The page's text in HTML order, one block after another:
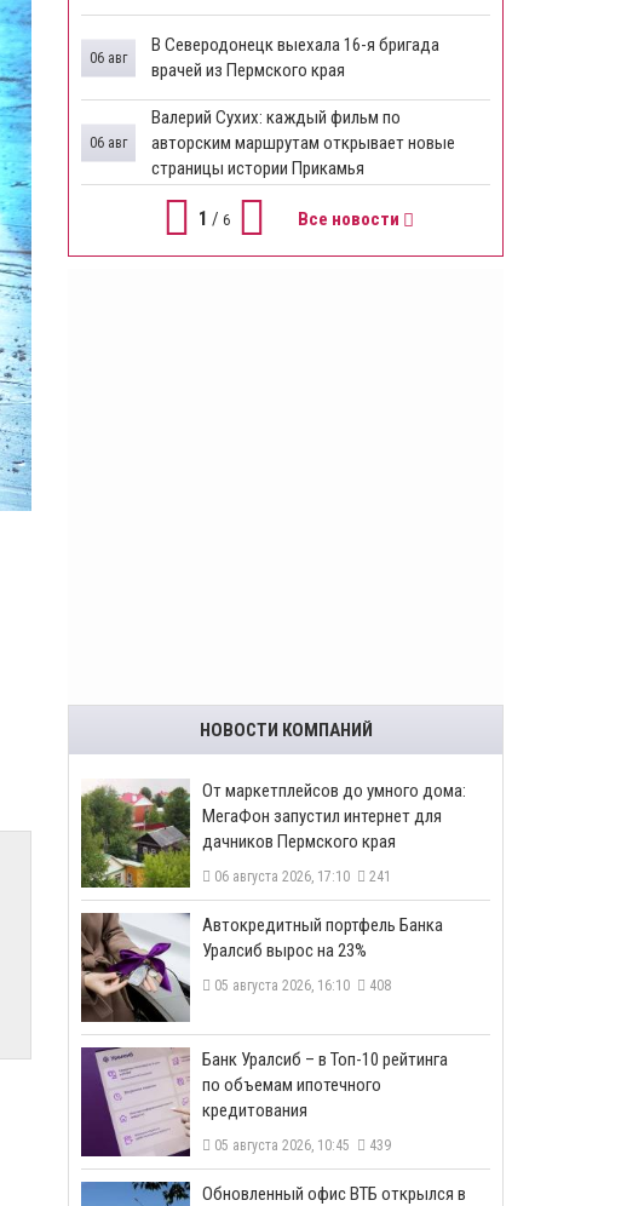
В Северодонецк выехала 16-я бригада
врачей из Пермского края
06 авг
​Валерий Сухих: каждый фильм по
авторским маршрутам открывает новые
страницы истории Прикамья
06 авг
1 / 6 Все новости
НОВОСТИ КОМПАНИЙ
От маркетплейсов до умного дома:
МегаФон запустил интернет для
дачников Пермского края
06 августа 2026, 17:10 241
​Автокредитный портфель Банка
Уралсиб вырос на 23%
05 августа 2026, 16:10 408
​Банк Уралсиб – в Топ-10 рейтинга
по объемам ипотечного
кредитования
05 августа 2026, 10:45 439
​Обновленный офис ВТБ открылся в